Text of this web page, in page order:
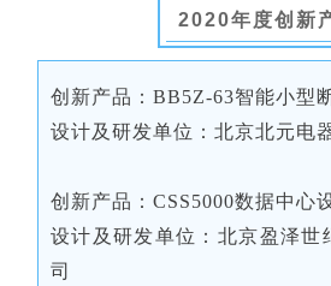
2020年度创新
创新产品：BB5Z-63智能小型
设计及研发单位：北京北元电
创新产品：CSS5000数据中心
设计及研发单位：北京盈泽世
司